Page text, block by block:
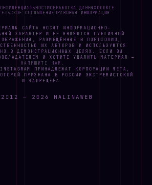
ОБРАБОТКА ДАННЫХ COOKIE
СОГЛАШЕНИЕ ПРАВОВАЯ ИНФОРМАЦИЯ
САЙТА НОСЯТ ИНФОРМАЦИОННО-
ХАРАКТЕР И НЕ ЯВЛЯЮТСЯ ПУБЛИЧНОЙ
РАЗМЕЩЁННЫЕ В ПОРТФОЛИО,
ИХ АВТОРОВ И ИСПОЛЬЗУЮТСЯ
В ДЕМОНСТРАЦИОННЫХ ЦЕЛЯХ. ЕСЛИ ВЫ
И ХОТИТЕ УДАЛИТЬ МАТЕРИАЛ —
НАПИШИТЕ НАМ .
ПРИНАДЛЕЖАТ КОРПОРАЦИИ META,
ПРИЗНАНА В РОССИИ ЭКСТРЕМИСТСКОЙ
И ЗАПРЕЩЕНА.
— 2026 MALINAWEB